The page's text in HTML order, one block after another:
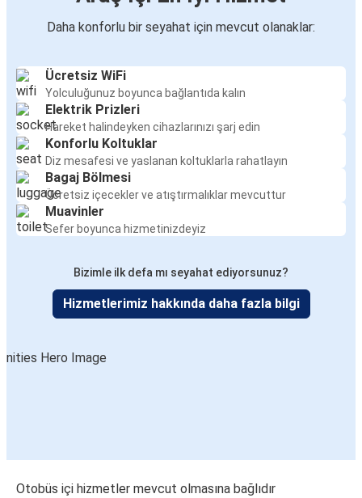
Daha konforlu bir seyahat için mevcut olanaklar:
Ücretsiz WiFi
Yolculuğunuz boyunca bağlantıda kalın
Elektrik Prizleri
Hareket halindeyken cihazlarınızı şarj edin
Konforlu Koltuklar
Diz mesafesi ve yaslanan koltuklarla rahatlayın
Bagaj Bölmesi
Ücretsiz içecekler ve atıştırmalıklar mevcuttur
Muavinler
Sefer boyunca hizmetinizdeyiz
Bizimle ilk defa mı seyahat ediyorsunuz?
Hizmetlerimiz hakkında daha fazla bilgi
Otobüs içi hizmetler mevcut olmasına bağlıdır